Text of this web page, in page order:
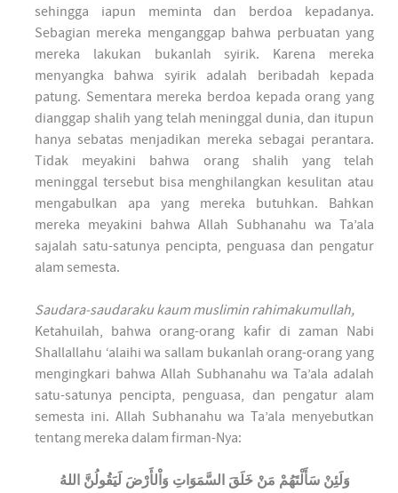
sehingga iapun meminta dan berdoa kepadanya.
Sebagian mereka menganggap bahwa perbuatan yang
mereka lakukan bukanlah syirik. Karena mereka
menyangka bahwa syirik adalah beribadah kepada
patung. Sementara mereka berdoa kepada orang yang
dianggap shalih yang telah meninggal dunia, dan itupun
hanya sebatas menjadikan mereka sebagai perantara.
Tidak meyakini bahwa orang shalih yang telah
meninggal tersebut bisa menghilangkan kesulitan atau
mengabulkan apa yang mereka butuhkan. Bahkan
mereka meyakini bahwa Allah Subhanahu wa Ta’ala
sajalah satu-satunya pencipta, penguasa dan pengatur
alam semesta.
Saudara-saudaraku kaum muslimin rahimakumullah,
Ketahuilah, bahwa orang-orang kafir di zaman Nabi
Shallallahu ‘alaihi wa sallam bukanlah orang-orang yang
mengingkari bahwa Allah Subhanahu wa Ta’ala adalah
satu-satunya pencipta, penguasa, dan pengatur alam
semesta ini. Allah Subhanahu wa Ta’ala menyebutkan
tentang mereka dalam firman-Nya:
وَلَئِنْ سَأَلْتَهُمْ مَنْ خَلَقَ السَّمَوَاتِ وَاْلأَرْضَ لَيَقُولُنَّ اللهُ